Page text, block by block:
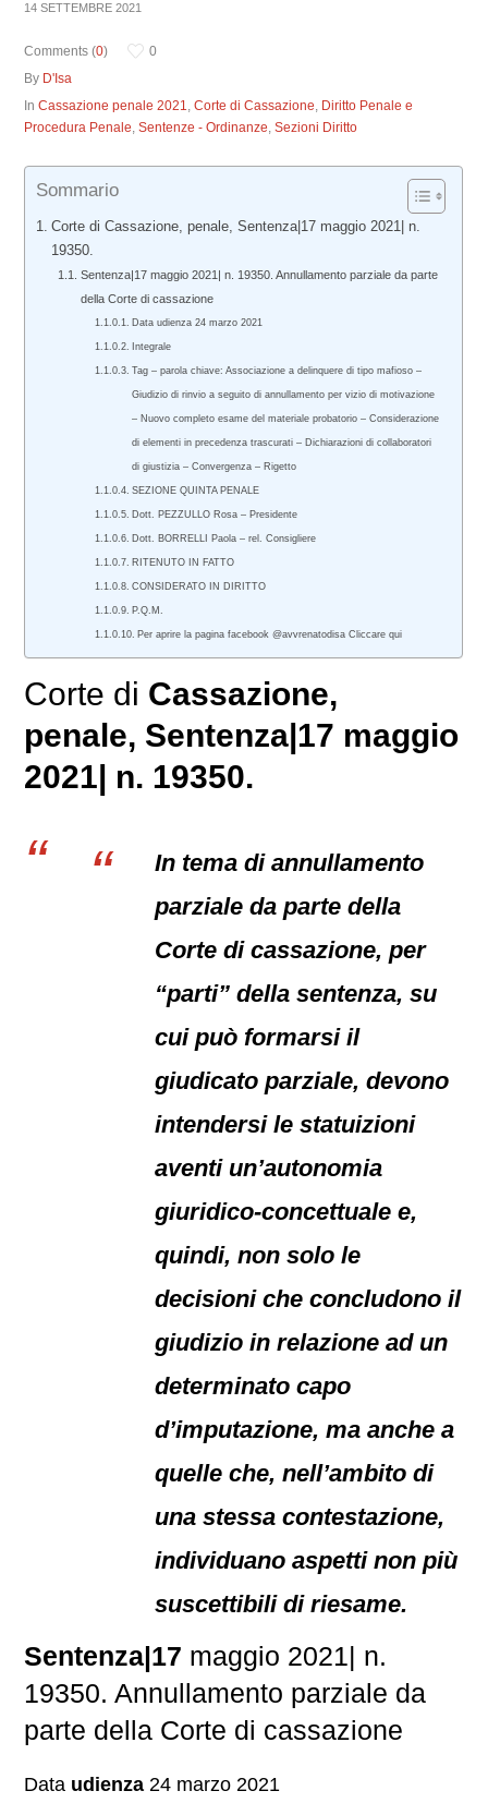
14 SETTEMBRE 2021
Comments (0)
0
By D'Isa
InCassazione penale 2021,Corte di Cassazione, Diritto Penale e
Procedura Penale,Sentenze - Ordinanze,Sezioni Diritto
Sommario
Corte di Cassazione, penale, Sentenza|17 maggio 2021| n.
19350.
Sentenza|17 maggio 2021| n. 19350. Annullamento parziale da parte
della Corte di cassazione
Data udienza 24 marzo 2021
Integrale
Tag – parola chiave: Associazione a delinquere di tipo mafioso –
Giudizio di rinvio a seguito di annullamento per vizio di motivazione
– Nuovo completo esame del materiale probatorio – Considerazione
di elementi in precedenza trascurati – Dichiarazioni di collaboratori
di giustizia – Convergenza – Rigetto
SEZIONE QUINTA PENALE
Dott. PEZZULLO Rosa – Presidente
Dott. BORRELLI Paola – rel. Consigliere
RITENUTO IN FATTO
CONSIDERATO IN DIRITTO
P.Q.M.
Per aprire la pagina facebook @avvrenatodisa Cliccare qui
Corte di Cassazione,
penale, Sentenza|17 maggio
2021| n. 19350.
In tema di annullamento
parziale da parte della
Corte di cassazione, per
“parti” della sentenza, su
cui può formarsi il
giudicato parziale, devono
intendersi le statuizioni
aventi un’autonomia
giuridico-concettuale e,
quindi, non solo le
decisioni che concludono il
giudizio in relazione ad un
determinato capo
d’imputazione, ma anche a
quelle che, nell’ambito di
una stessa contestazione,
individuano aspetti non più
suscettibili di riesame.
Sentenza|17 maggio 2021| n.
19350. Annullamento parziale da
parte della Corte di cassazione
Data udienza 24 marzo 2021